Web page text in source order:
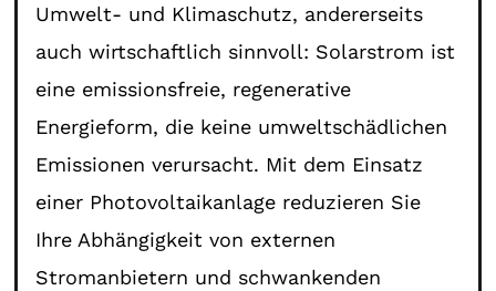
Umwelt- und Klimaschutz, andererseits
auch wirtschaftlich sinnvoll: Solarstrom ist
eine emissionsfreie, regenerative
Energieform, die keine umweltschädlichen
Emissionen verursacht. Mit dem Einsatz
einer Photovoltaikanlage reduzieren Sie
Ihre Abhängigkeit von externen
Stromanbietern und schwankenden